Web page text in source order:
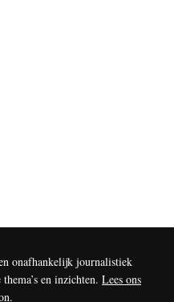
onafhankelijk journalistiek
en inzichten. Lees ons
.